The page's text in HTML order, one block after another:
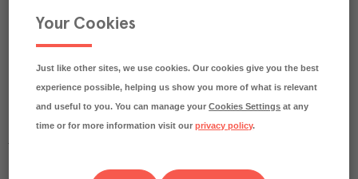
Vin & Sprit: 08-722 13 09
08-722 13 12
08-722 14 92
Restaurangutrustning: 08-722
Pallregistreringsnummer
Varumottagning
Kyl och kolonialvaror:
Your Cookies
Just like other sites, we use cookies. Our cookies give you the best
experience possible, helping us show you more of what is relevant
and useful to you. You can manage yourCookies Settings at any
time or for more information visit ourprivacy policy.